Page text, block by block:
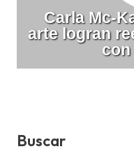
Carla Mc-
arte logran
con
Buscar